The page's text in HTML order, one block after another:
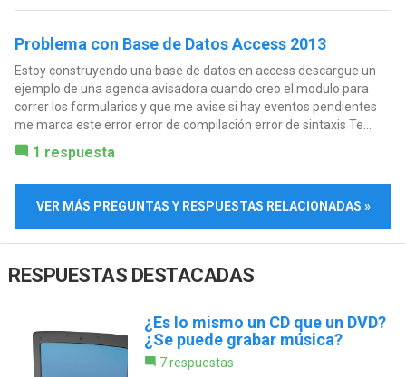
Problema con Base de Datos Access 2013
Estoy construyendo una base de datos en access descargue un
ejemplo de una agenda avisadora cuando creo el modulo para
correr los formularios y que me avise si hay eventos pendientes
me marca este error error de compilación error de sintaxis Te...
1 respuesta
VER MÁS PREGUNTAS Y RESPUESTAS RELACIONADAS »
RESPUESTAS DESTACADAS
¿Es lo mismo un CD que un DVD?
¿Se puede grabar música?
7 respuestas